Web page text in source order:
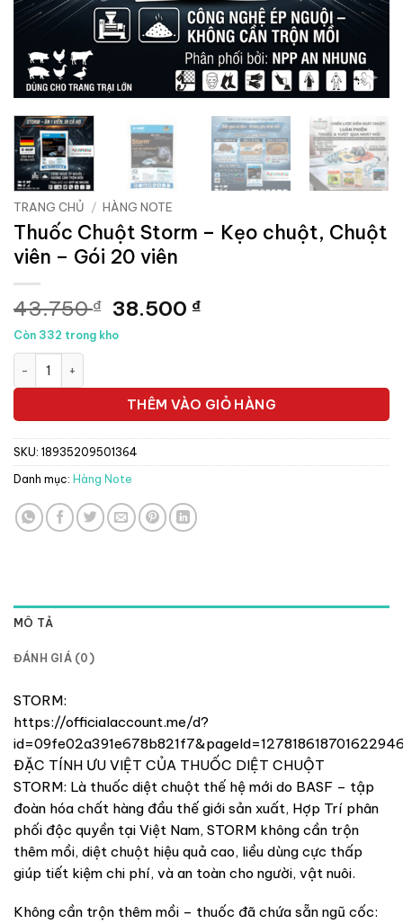
TRANG CHỦ / HÀNG NOTE
Thuốc Chuột Storm – Kẹo chuột, Chuột
viên – Gói 20 viên
43.750₫ Giá
gốc
là:
38.500 ₫Giá
38.500 ₫.
Còn 332 trong kho
THÊM VÀO GIỎ HÀNG
SKU: 18935209501364
Danh mục: Hàng Note
MÔ TẢ
ĐÁNH GIÁ (0)
STORM:
https://officialaccount.me/d?
ĐẶC TÍNH ƯU VIỆT CỦA THUỐC DIỆT CHUỘT
STORM: Là thuốc diệt chuột thế hệ mới do BASF – tập
đoàn hóa chất hàng đầu thế giới sản xuất, Hợp Trí phân
phối độc quyền tại Việt Nam, STORM không cần trộn
thêm mồi, diệt chuột hiệu quả cao, liều dùng cực thấp
giúp tiết kiệm chi phí, và an toàn cho người, vật nuôi.
Không cần trộn thêm mồi – thuốc đã chứa sẵn ngũ cốc: